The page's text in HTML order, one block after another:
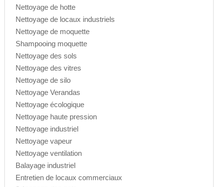
Nettoyage de hotte
Nettoyage de locaux industriels
Nettoyage de moquette
Shampooing moquette
Nettoyage des sols
Nettoyage des vitres
Nettoyage de silo
Nettoyage Verandas
Nettoyage écologique
Nettoyage haute pression
Nettoyage industriel
Nettoyage vapeur
Nettoyage ventilation
Balayage industriel
Entretien de locaux commerciaux